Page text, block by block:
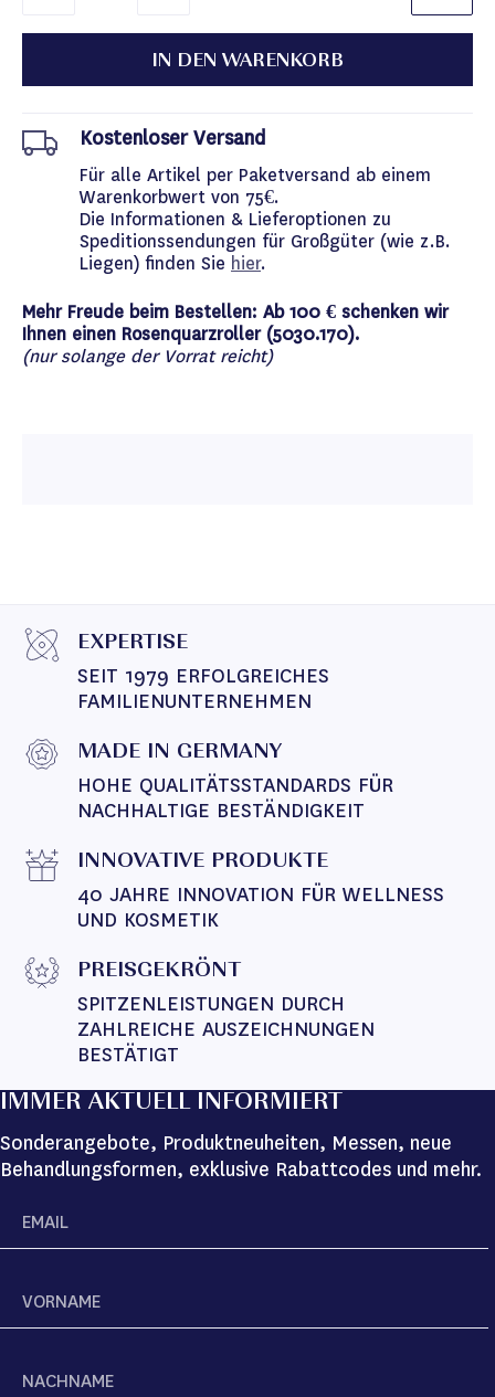
IN DEN WARENKORB
Kostenloser Versand
Für alle Artikel per Paketversand ab einem
Warenkorbwert von 75€.
Die Informationen & Lieferoptionen zu
Speditionssendungen für Großgüter (wie z.B.
Liegen) finden Sie hier.
Mehr Freude beim Bestellen: Ab 100 € schenken wir
Ihnen einen Rosenquarzroller (5030.170).
(nur solange der Vorrat reicht)
EXPERTISE
SEIT 1979 ERFOLGREICHES
FAMILIENUNTERNEHMEN
MADE IN GERMANY
HOHE QUALITÄTSSTANDARDS FÜR
NACHHALTIGE BESTÄNDIGKEIT
INNOVATIVE PRODUKTE
40 JAHRE INNOVATION FÜR WELLNESS
UND KOSMETIK
PREISGEKRÖNT
SPITZENLEISTUNGEN DURCH
ZAHLREICHE AUSZEICHNUNGEN
BESTÄTIGT
IMMER AKTUELL INFORMIERT
Sonderangebote, Produktneuheiten, Messen, neue
Behandlungsformen, exklusive Rabattcodes und mehr.